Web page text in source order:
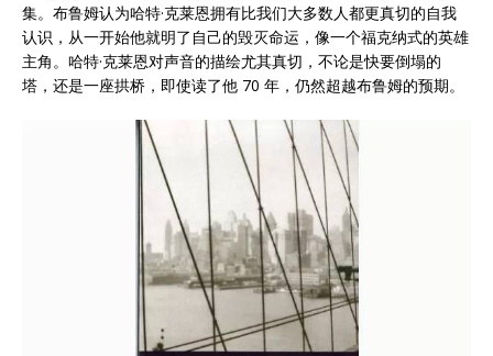
集。布鲁姆认为哈特·克莱恩拥有比我们大多数人都更真切的自我
认识，从一开始他就明了自己的毁灭命运，像一个福克纳式的英雄
主角。哈特·克莱恩对声音的描绘尤其真切，不论是快要倒塌的
塔，还是一座拱桥，即使读了他 70 年，仍然超越布鲁姆的预期。